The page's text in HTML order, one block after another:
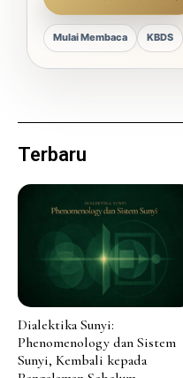
Mulai Membaca KBDS
Terbaru
Dialektika Sunyi:
Phenomenology dan Sistem
Sunyi, Kembali kepada